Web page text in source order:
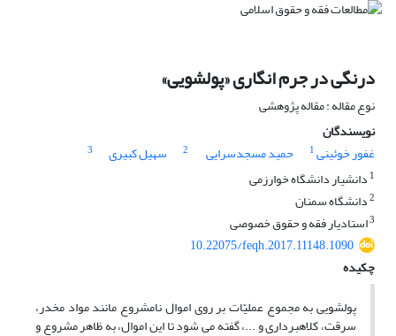
درنگی در جرم انگاری «پولشویی»
نوع مقاله : مقاله پژوهشی
نویسندگان
غفور خوئینی1 حمید مسجدسرایی 2 سهیل کبیری
3
1 دانشیار دانشگاه خوارزمی
2دانشگاه سمنان
3استادیار فقه و حقوق خصوصی
10.22075/feqh.2017.11148.1090
چکیده
پولشویی به مجموع عملیّات بر روی اموال نامشروع مانند مواد مخدر،
سرقت، کلاهبرداری و ...، گفته می شود تا این اموال، به ظاهر مشروع و